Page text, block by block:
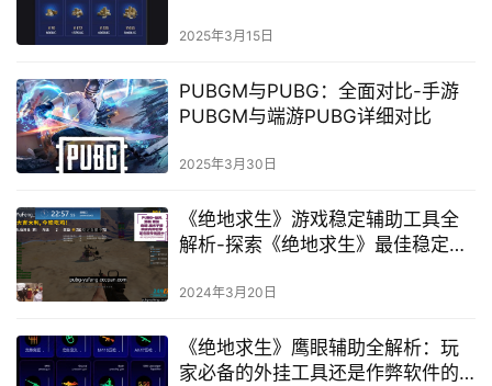
2025年3月15日
PUBGM与PUBG：全面对比-手游
PUBGM与端游PUBG详细对比
2025年3月30日
《绝地求生》游戏稳定辅助工具全
解析-探索《绝地求生》最佳稳定辅
2024年3月20日
《绝地求生》鹰眼辅助全解析：玩
家必备的外挂工具还是作弊软件的